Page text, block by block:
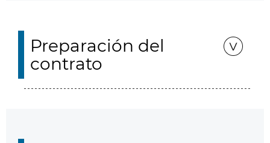
Preparación del
contrato